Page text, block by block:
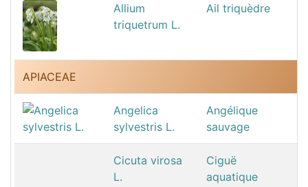
Allium
triquetrum L.
Ail triquèdre
APIACEAE
Angelica
sylvestris L.
Angélique
sauvage
Cicuta virosa
L.
Ciguë
aquatique